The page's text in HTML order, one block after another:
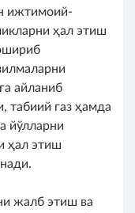
ижтимоий-
ҳал этиш
айланиб
табиий газ ҳамда
йўлларни
ҳал этиш
жалб этиш ва